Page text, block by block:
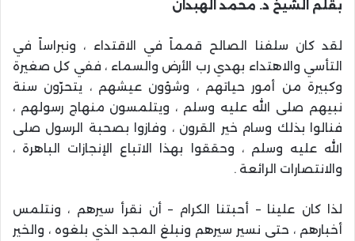
بقلم الشيخ د. محمد الهبدان
لقد كان سلفنا الصالح قمماً في الاقتداء ، ونبراساً في
التأسي والاهتداء بهدي رب الأرض والسماء ، ففي كل صغيرة
وكبيرة من أمور حياتهم ، وشؤون عيشهم ، يتحرّون سنة
نبيهم صلى الله عليه وسلم ، ويتلمسون منهاج رسولهم ،
فنالوا بذلك وسام خير القرون ، وفازوا بصحبة الرسول صلى
الله عليه وسلم ، وحققوا بهذا الاتباع الإنجازات الباهرة ،
والانتصارات الرائعة .
لذا كان علينا – أحبتنا الكرام – أن نقرأ سيرهم ، ونتلمس
أخبارهم ، حتى نسير سيرهم ونبلغ المجد الذي بلغوه ، والخير